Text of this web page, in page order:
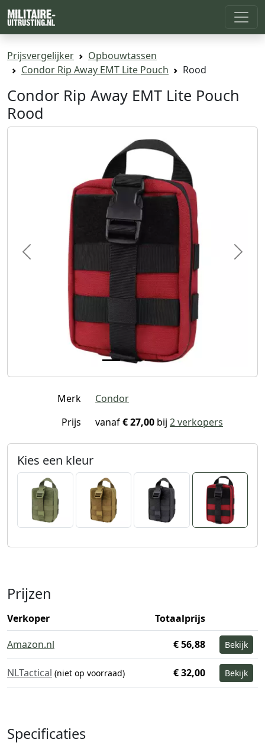
Prijsvergelijker
Opbouwtassen
Condor Rip Away EMT Lite Pouch
Rood
Condor Rip Away EMT Lite Pouch
Rood
Previous Next
Merk
Condor
Prijs
vanaf€ 27,00 bij 2 verkopers
Kies een kleur
Prijzen
Verkoper
Totaalprijs
Amazon.nl
€ 56,88 Bekijk
NLTactical (niet op voorraad) € 32,00 Bekijk
Specificaties